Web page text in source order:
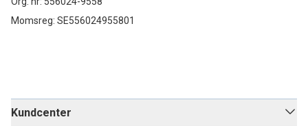
Momsreg: SE556024955801
Kundcenter